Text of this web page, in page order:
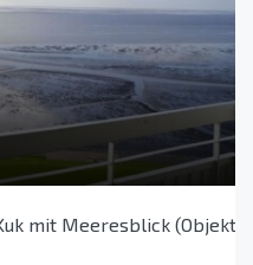
mit Meeresblick (Objekt